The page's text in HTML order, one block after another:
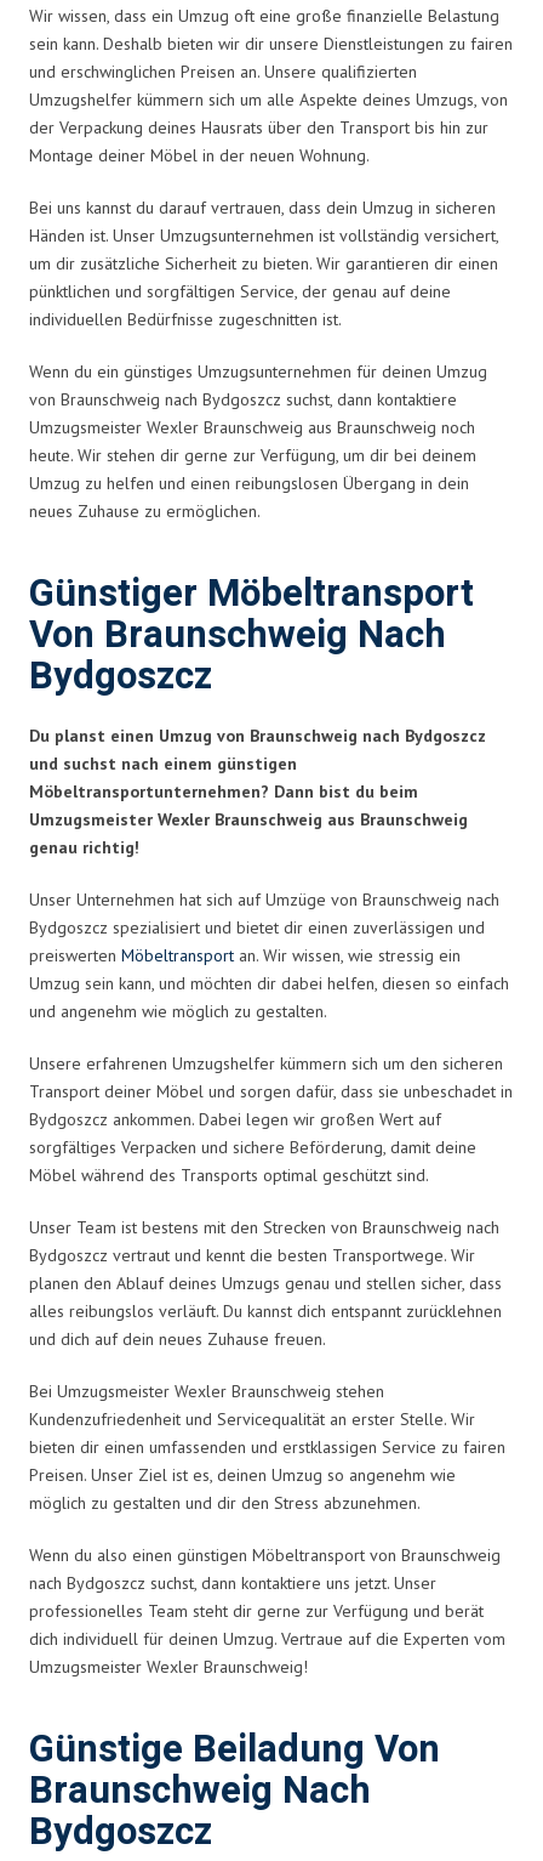
Wir wissen, dass ein Umzug oft eine große finanzielle Belastung
sein kann. Deshalb bieten wir dir unsere Dienstleistungen zu fairen
und erschwinglichen Preisen an. Unsere qualifizierten
Umzugshelfer kümmern sich um alle Aspekte deines Umzugs, von
der Verpackung deines Hausrats über den Transport bis hin zur
Montage deiner Möbel in der neuen Wohnung.
Bei uns kannst du darauf vertrauen, dass dein Umzug in sicheren
Händen ist. Unser Umzugsunternehmen ist vollständig versichert,
um dir zusätzliche Sicherheit zu bieten. Wir garantieren dir einen
pünktlichen und sorgfältigen Service, der genau auf deine
individuellen Bedürfnisse zugeschnitten ist.
Wenn du ein günstiges Umzugsunternehmen für deinen Umzug
von Braunschweig nach Bydgoszcz suchst, dann kontaktiere
Umzugsmeister Wexler Braunschweig aus Braunschweig noch
heute. Wir stehen dir gerne zur Verfügung, um dir bei deinem
Umzug zu helfen und einen reibungslosen Übergang in dein
neues Zuhause zu ermöglichen.
Günstiger Möbeltransport
Von Braunschweig Nach
Bydgoszcz
Du planst einen Umzug von Braunschweig nach Bydgoszcz
und suchst nach einem günstigen
Möbeltransportunternehmen? Dann bist du beim
Umzugsmeister Wexler Braunschweig aus Braunschweig
genau richtig!
Unser Unternehmen hat sich auf Umzüge von Braunschweig nach
Bydgoszcz spezialisiert und bietet dir einen zuverlässigen und
preiswerten Möbeltransport an. Wir wissen, wie stressig ein
Umzug sein kann, und möchten dir dabei helfen, diesen so einfach
und angenehm wie möglich zu gestalten.
Unsere erfahrenen Umzugshelfer kümmern sich um den sicheren
Transport deiner Möbel und sorgen dafür, dass sie unbeschadet in
Bydgoszcz ankommen. Dabei legen wir großen Wert auf
sorgfältiges Verpacken und sichere Beförderung, damit deine
Möbel während des Transports optimal geschützt sind.
Unser Team ist bestens mit den Strecken von Braunschweig nach
Bydgoszcz vertraut und kennt die besten Transportwege. Wir
planen den Ablauf deines Umzugs genau und stellen sicher, dass
alles reibungslos verläuft. Du kannst dich entspannt zurücklehnen
und dich auf dein neues Zuhause freuen.
Bei Umzugsmeister Wexler Braunschweig stehen
Kundenzufriedenheit und Servicequalität an erster Stelle. Wir
bieten dir einen umfassenden und erstklassigen Service zu fairen
Preisen. Unser Ziel ist es, deinen Umzug so angenehm wie
möglich zu gestalten und dir den Stress abzunehmen.
Wenn du also einen günstigen Möbeltransport von Braunschweig
nach Bydgoszcz suchst, dann kontaktiere uns jetzt. Unser
professionelles Team steht dir gerne zur Verfügung und berät
dich individuell für deinen Umzug. Vertraue auf die Experten vom
Umzugsmeister Wexler Braunschweig!
Günstige Beiladung Von
Braunschweig Nach
Bydgoszcz